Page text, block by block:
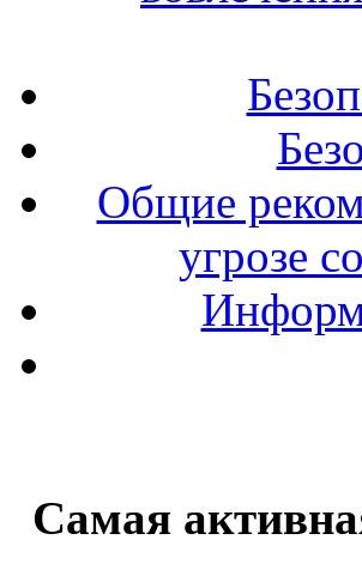
Общие
угрозе
Самая